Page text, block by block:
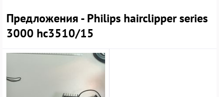
Предложения - Philips hairclipper series
3000 hc3510/15